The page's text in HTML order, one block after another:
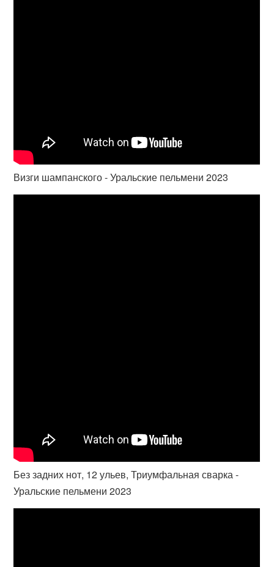
Визги шампанского - Уральские пельмени 2023
Без задних нот, 12 ульев, Триумфальная сварка -
Уральские пельмени 2023